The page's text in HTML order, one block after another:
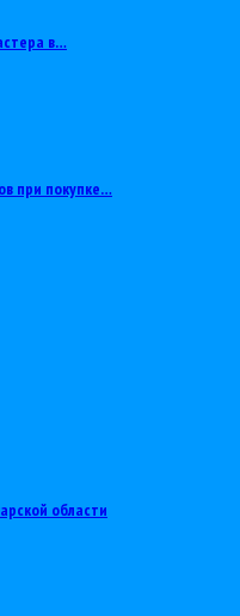
в…
при покупке…
области